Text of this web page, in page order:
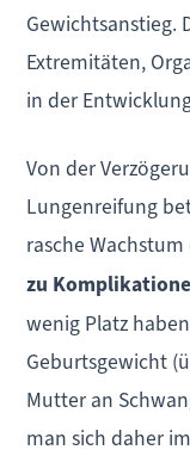
Gewichtsanstieg.
Extremitäten,
in der
Von der
Lungenreifung
rasche
zu
wenig Platz
Geburtsgewicht
Mutter an
man sich daher